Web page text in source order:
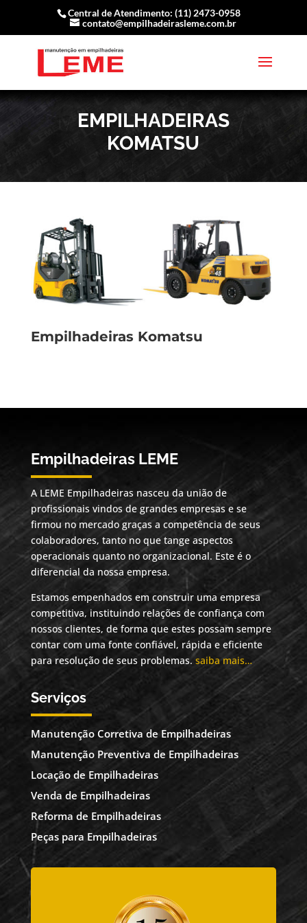
Central de Atendimento: (11) 2473-0958
contato@empilhadeirasleme.com.br
EMPILHADEIRAS
KOMATSU
Empilhadeiras Komatsu
Empilhadeiras LEME
A LEME Empilhadeiras nasceu da união de
profissionais vindos de grandes empresas e se
firmou no mercado graças a competência de seus
colaboradores, tanto no que tange aspectos
operacionais quanto no organizacional. Este é o
diferencial da nossa empresa.
Estamos empenhados em construir uma empresa
competitiva, instituindo relações de confiança com
nossos clientes, de forma que estes possam sempre
contar com uma fonte confiável, rápida e eficiente
para resolução de seus problemas.saiba mais…
Serviços
Manutenção Corretiva de Empilhadeiras
Manutenção Preventiva de Empilhadeiras
Locação de Empilhadeiras
Venda de Empilhadeiras
Reforma de Empilhadeiras
Peças para Empilhadeiras